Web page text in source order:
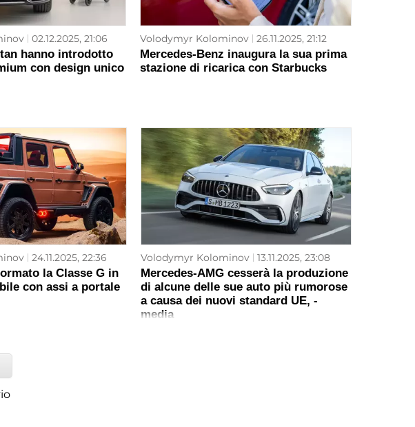
02.12.2025, 21:06
hanno introdotto
con design unico
Volodymyr Kolominov 26.11.2025, 21:12
Mercedes-Benz inaugura la sua prima
stazione di ricarica con Starbucks
24.11.2025, 22:36
la Classe G in
con assi a portale
Volodymyr Kolominov 13.11.2025, 23:08
Mercedes-AMG cesserà la produzione
di alcune delle sue auto più rumorose
a causa dei nuovi standard UE, -
media